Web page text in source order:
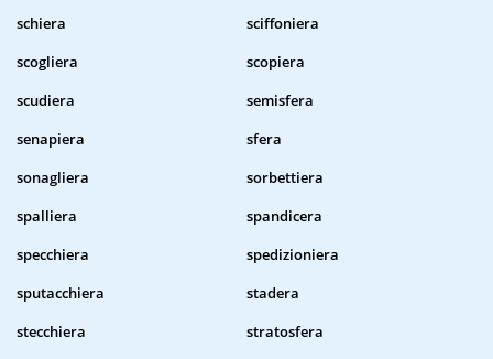
schiera
sciffoniera
scogliera
scopiera
scudiera
semisfera
senapiera
sfera
sonagliera
sorbettiera
spalliera
spandicera
specchiera
spedizioniera
sputacchiera
stadera
stecchiera
stratosfera